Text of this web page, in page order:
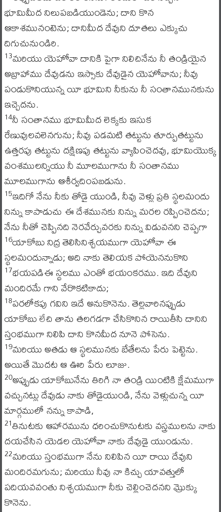
భూమిమీద నిలుపబడియుండెను; దాని కొన
ఆకాశమునంటెను; దానిమీద దేవుని దూతలు ఎక్కుచు
దిగుచునుండిరి.
13మరియు యెహోవా దానికి పైగా నిలిచినేను నీ తండ్రియైన
అబ్రాహాము దేవుడను ఇస్సాకు దేవుడైన యెహోవాను; నీవు
పండుకొనియున్న యీ భూమిని నీకును నీ సంతానమునకును
ఇచ్చెదను.
14నీ సంతానము భూమిమీద లెక్కకు ఇసుక
రేణువులవలెనగును; నీవు పడమటి తట్టును తూర్పుతట్టును
ఉత్తరపు తట్టును దక్షిణపు తట్టును వ్యాపించెదవు, భూమియొక్క
వంశములన్నియు నీ మూలముగాను నీ సంతానము
మూలముగాను ఆశీర్వదింపబడును.
15ఇదిగో నేను నీకు తోడై యుండి, నీవు వెళ్లు ప్రతి స్థలమందు
నిన్ను కాపాడుచు ఈ దేశమునకు నిన్ను మరల రప్పించెదను;
నేను నీతో చెప్పినది నెరవేర్చువరకు నిన్ను విడువనని చెప్పగా
16యాకోబు నిద్ర తెలిసినిశ్చయముగా యెహోవా ఈ
స్థలమందున్నాడు; అది నాకు తెలియక పోయెననుకొని
17భయపడిఈ స్థలము ఎంతో భయంకరము. ఇది దేవుని
మందిరమే గాని వేరొకటికాదు;
18పరలోకపు గవిని ఇదే అనుకొనెను. తెల్లవారినప్పుడు
యాకోబు లేచి తాను తలగడగా చేసికొనిన రాయితీసి దానిని
స్తంభముగా నిలిపి దాని కొనమీద నూనె పోసెను.
19మరియు అతడు ఆ స్థలమునకు బేతేలను పేరు పెట్టెను.
అయితే మొదట ఆ ఊరి పేరు లూజు.
20అప్పుడు యాకోబునేను తిరిగి నా తండ్రి యింటికి క్షేమముగా
వచ్చునట్లు దేవుడు నాకు తోడైయుండి, నేను వెళ్లుచున్న యీ
మార్గములో నన్ను కాపాడి,
21తినుటకు ఆహారమును ధరించుకొనుటకు వస్త్రములను నాకు
దయచేసిన యెడల యెహోవా నాకు దేవుడై యుండును.
22మరియు స్తంభముగా నేను నిలిపిన యీ రాయి దేవుని
మందిరమగును; మరియు నీవు నా కిచ్చు యావత్తులో
పదియవవంతు నిశ్చయముగా నీకు చెల్లించెదనని మ్రొక్కు
కొనెను.